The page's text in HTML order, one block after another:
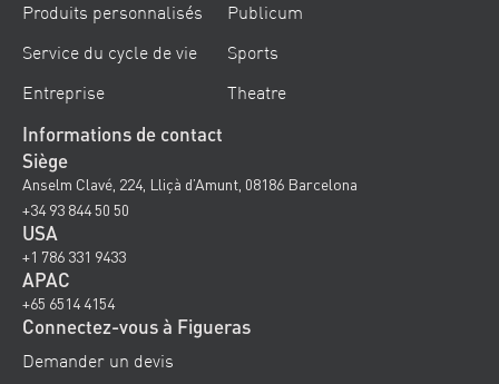
Produits personnalisés
Service du cycle de vie
Entreprise
Publicum
Sports
Theatre
Informations de contact
Siège
Anselm Clavé, 224, Lliçà d’Amunt, 08186 Barcelona
+34 93 844 50 50
USA
+1 786 331 9433
APAC
+65 6514 4154
Connectez-vous à Figueras
Demander un devis